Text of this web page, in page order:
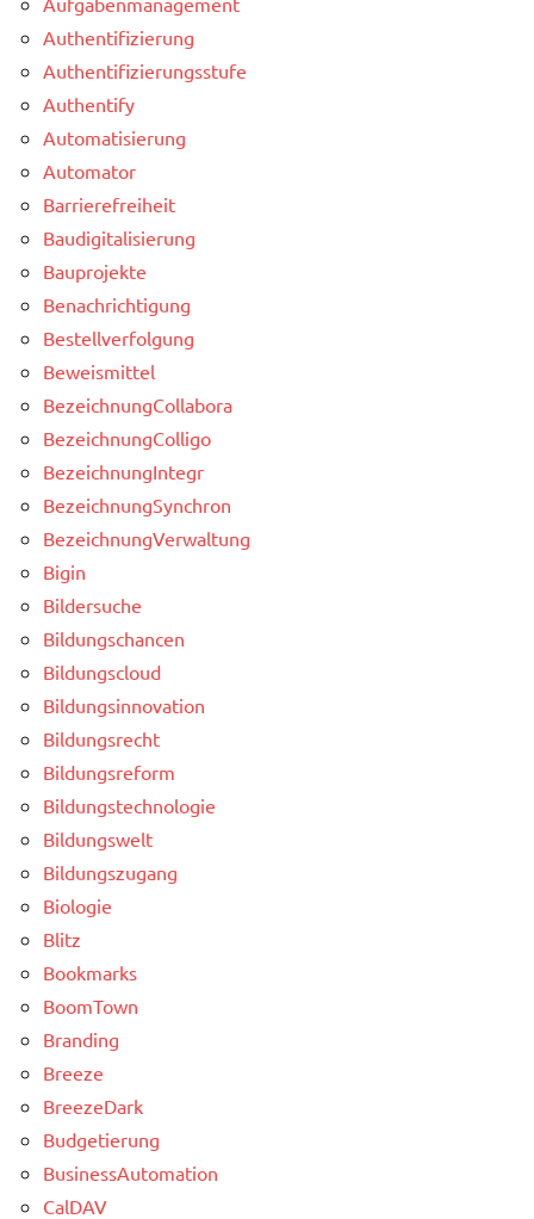
Authentifizierung
Authentifizierungsstufe
Authentify
Automatisierung
Automator
Barrierefreiheit
Baudigitalisierung
Bauprojekte
Benachrichtigung
Bestellverfolgung
Beweismittel
BezeichnungCollabora
BezeichnungColligo
BezeichnungIntegr
BezeichnungSynchron
BezeichnungVerwaltung
Bigin
Bildersuche
Bildungschancen
Bildungscloud
Bildungsinnovation
Bildungsrecht
Bildungsreform
Bildungstechnologie
Bildungswelt
Bildungszugang
Biologie
Blitz
Bookmarks
BoomTown
Branding
Breeze
BreezeDark
Budgetierung
BusinessAutomation
CalDAV